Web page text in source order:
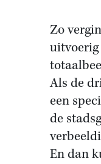
Zo
uitvoerig
Als de
een
de
En dan